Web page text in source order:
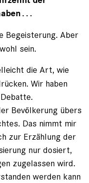
. . .
Begeisterung. Aber
sein.
die Art, wie
Wir haben
Bevölkerung übers
Das nimmt mir
zur Erzählung der
nur dosiert,
zugelassen wird.
werden kann